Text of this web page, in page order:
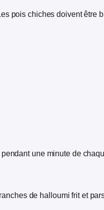
pois chiches doivent être
une minute de
de halloumi frit et